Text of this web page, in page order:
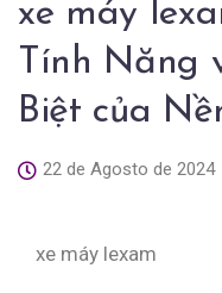
xe máy
Tính Năng
Biệt của
22 de Agosto de 2024
xe máy lexam